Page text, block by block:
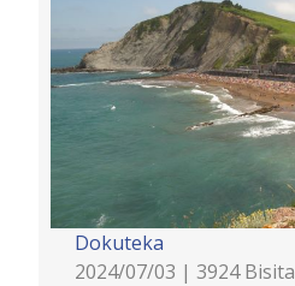
Dokuteka
2024/07/03 | 3924 Bisita